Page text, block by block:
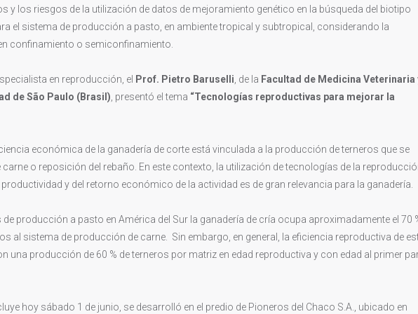
y los riesgos de la utilización de datos de mejoramiento genético en la búsqueda del biotipo
el sistema de producción a pasto, en ambiente tropical y subtropical, considerando la
confinamiento o semiconfinamiento.
en reproducción, el Prof. Pietro Baruselli , de la Facultad de Medicina Veterinaria
de São Paulo (Brasil) , presentó el tema “Tecnologías reproductivas para mejorar la
económica de la ganadería de corte está vinculada a la producción de terneros que se
o reposición del rebaño. En este contexto, la utilización de tecnologías de la
y del retorno económico de la actividad es de gran relevancia para la ganadería.
producción a pasto en América del Sur la ganadería de cría ocupa aproximadamente el 70
al sistema de producción de carne. Sin embargo, en general, la eficiencia reproductiva de
una producción de 60 % de terneros por matriz en edad reproductiva y con edad al primer
hoy sábado 1 de junio, se desarrolló en el predio de Pioneros del Chaco S.A., ubicado en